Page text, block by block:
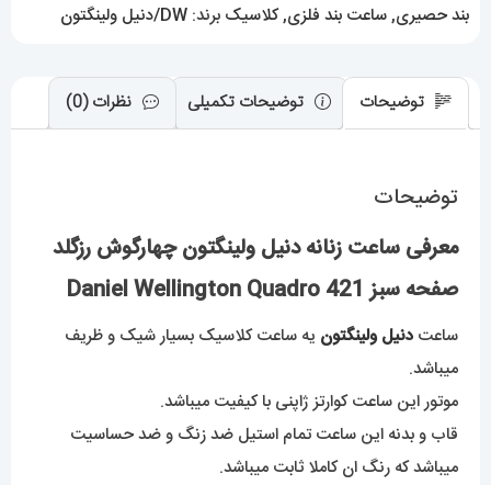
Quadro
عدد
بند حصیری,ساعت بند فلزی,کلاسیک برند: DW/دنیل ولینگتون
توضیحات توضیحات تکمیلی نظرات (0)
توضیحات
معرفی ساعت زنانه دنیل ولینگتون چهارگوش رزگلد
صفحه سبز Daniel Wellington Quadro 421
ساعت دنیل ولینگتون یه ساعت کلاسیک بسیار شیک و ظریف
میباشد.
موتور این ساعت کوارتز ژاپنی با کیفیت میباشد.
قاب و بدنه این ساعت تمام استیل ضد زنگ و ضد حساسیت
میباشد که رنگ ان کاملا ثابت میباشد.